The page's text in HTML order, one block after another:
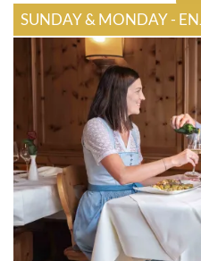
SUNDAY & MONDAY -